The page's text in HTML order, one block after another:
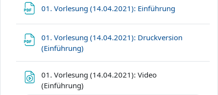
01. Vorlesung (14.04.2021): Einführung
01. Vorlesung (14.04.2021): Druckversion
(Einführung)
01. Vorlesung (14.04.2021): Video
(Einführung)